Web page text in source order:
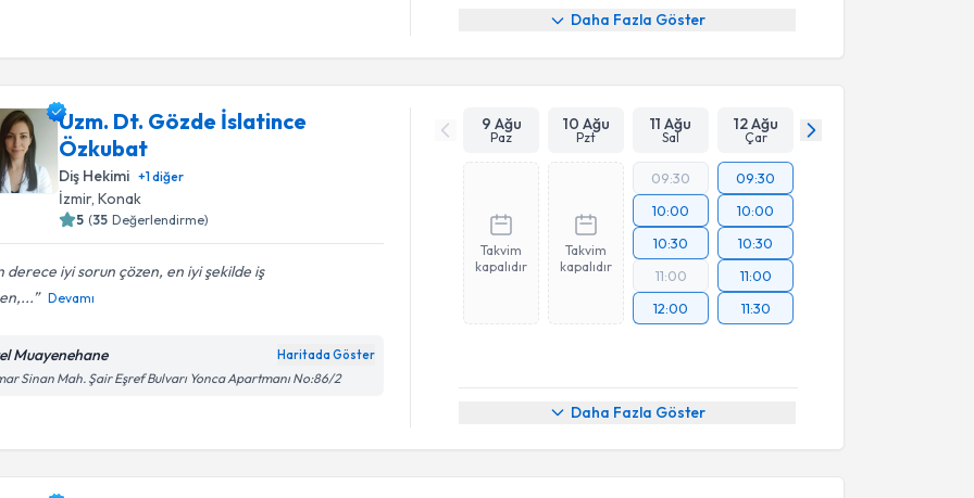
Daha Fazla Göster
Uzm. Dt. Gözde İslatince
Özkubat
Diş Hekimi +1diğer
İzmir, Konak
5 (35 Değerlendirme)
derece iyi sorun çözen, en iyi şekilde iş
Devamı
Muayenehane Haritada Göster
Sinan Mah. Şair Eşref Bulvarı Yonca Apartmanı No:86/2
9 Ağu
Paz
10 Ağu
Pzt
11 Ağu
Sal
12 Ağu
Çar
Takvim
kapalıdır
Takvim
kapalıdır
09:30
10:00
10:30
11:00
12:00
09:30
10:00
10:30
11:00
11:30
Daha Fazla Göster